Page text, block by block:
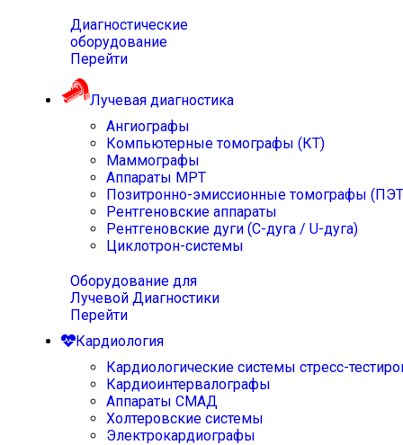
Диагностические
оборудование
Перейти
Лучевая диагностика
Ангиографы
Компьютерные томографы (КТ)
Маммографы
Аппараты МРТ
Позитронно-эмиссионные томографы
Рентгеновские аппараты
Рентгеновские дуги (С-дуга / U-дуга)
Циклотрон-системы
Оборудование для
Лучевой Диагностики
Перейти
Кардиология
Кардиологические системы стресс-
Кардиоинтервалографы
Аппараты СМАД
Холтеровские системы
Электрокардиографы